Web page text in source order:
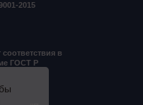
2015
в
ГОСТ Р